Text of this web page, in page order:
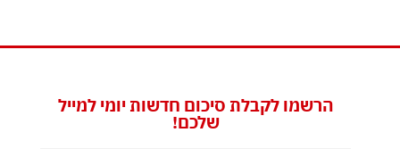
הרשמו לקבלת סיכום חדשות יומי למייל
שלכם!